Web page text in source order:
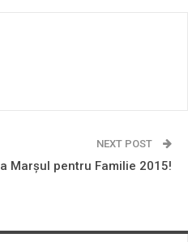
NEXT POST
Marșul pentru Familie 2015!